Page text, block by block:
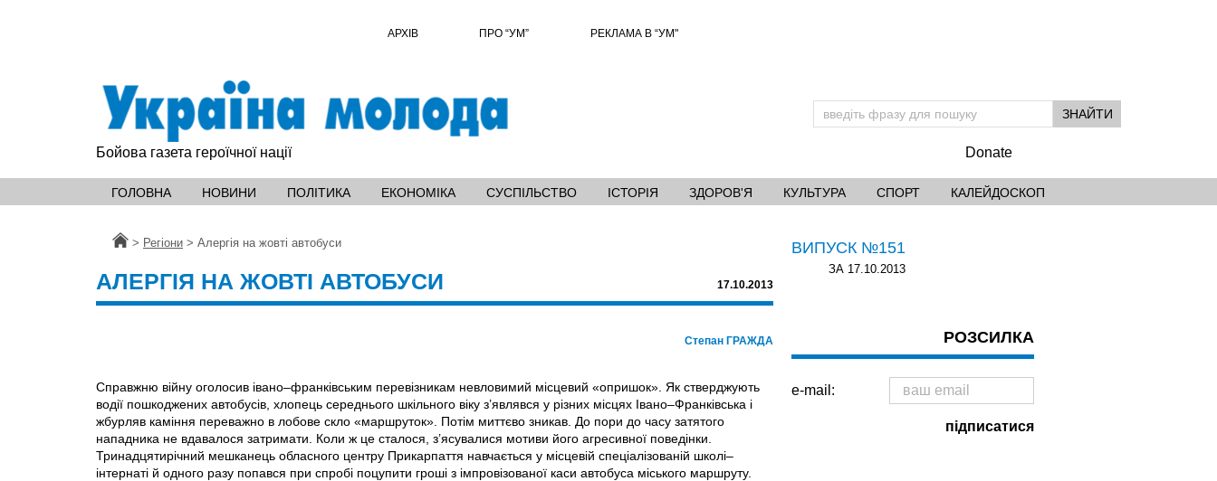
АРХІВ ПРО “УМ” РЕКЛАМА В “УМ"
Бойова газета героїчної нації Donate
ГОЛОВНА НОВИНИ ПОЛІТИКА ЕКОНОМІКА СУСПІЛЬСТВО ІСТОРІЯ ЗДОРОВ'Я КУЛЬТУРА СПОРТ КАЛЕЙДОСКОП
Головна
> Регіони > Алергія на жовті автобуси
АЛЕРГІЯ НА ЖОВТІ АВТОБУСИ 17.10.2013
Степан ГРАЖДА
Справжню війну оголосив івано–франківським перевізникам невловимий місцевий «опришок». Як стверджують
водії пошкоджених автобусів, хлопець середнього шкільного віку з’являвся у різних місцях Івано–Франківська і
жбурляв каміння переважно в лобове скло «маршруток». Потім миттєво зникав. До пори до часу затятого
нападника не вдавалося затримати. Коли ж це сталося, з’ясувалися мотиви його агресивної поведінки.
Тринадцятирічний мешканець обласного центру Прикарпаття навчається у місцевій спеціалізованій школі–
інтернаті й одного разу попався при спробі поцупити гроші з імпровізованої каси автобуса міського маршруту.
ВИПУСК №151
ЗА 17.10.2013
РОЗСИЛКА
e-mail: